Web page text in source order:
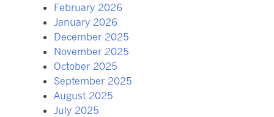
February 2026
January 2026
December 2025
November 2025
October 2025
September 2025
August 2025
July 2025